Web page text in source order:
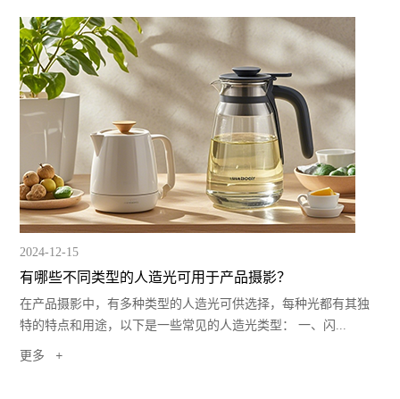
2024-12-15
有哪些不同类型的人造光可用于产品摄影？
在产品摄影中，有多种类型的人造光可供选择，每种光都有其独
特的特点和用途，以下是一些常见的人造光类型： 一、闪...
更多